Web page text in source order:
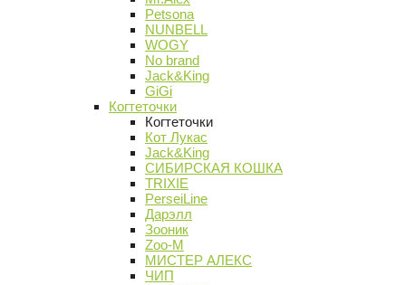
Petsona
NUNBELL
WOGY
No brand
Jack&King
GiGi
Когтеточки
Когтеточки
Кот Лукас
Jack&King
СИБИРСКАЯ КОШКА
TRIXIE
PerseiLine
Дарэлл
Зооник
Zoo-M
МИСТЕР АЛЕКС
ЧИП